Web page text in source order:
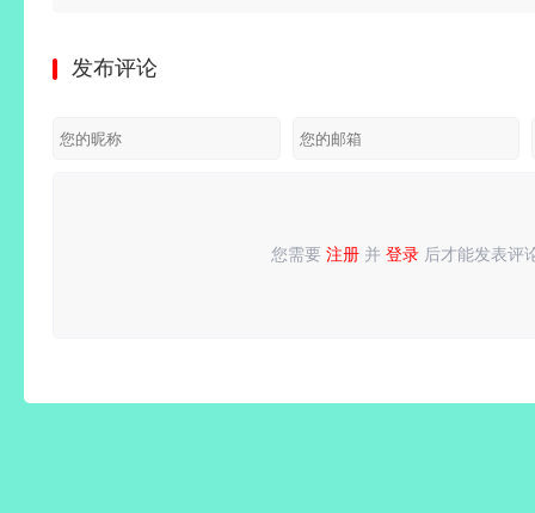
v1.4.27
会员版
b015 付
发布评论
您需要 注册 并 登录 后才能发表评
请登录或 注册后再发表评论！